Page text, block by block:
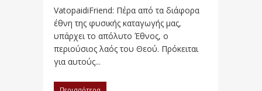
VatopaidiFriend: Πέρα από τα διάφορα
έθνη της φυσικής καταγωγής μας,
υπάρχει το απόλυτο Έθνος, o
περιούσιος λαός του Θεού. Πρόκειται
για αυτούς...